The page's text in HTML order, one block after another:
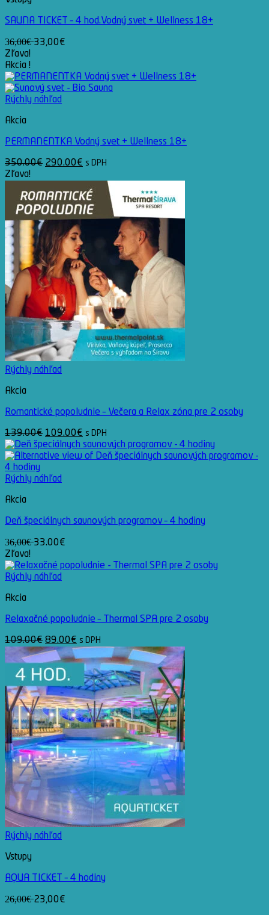
SAUNA TICKET – 4 hod.Vodný svet + Wellness 18+
3̶6̶,̶0̶0̶€̶ 33,00€
Zľava!
Akcia !
Rýchly náhľad
Akcia
PERMANENTKA Vodný svet + Wellness 18+
350.00€ Pôvodná
350.00€.
290.00€ Aktuálna
290.00€.
s DPH
Zľava!
Rýchly náhľad
Akcia
Romantické popoludnie – Večera a Relax zóna pre 2 osoby
139.00€ Pôvodná
cena
bola:
109.00€ Aktuálna
cena
je:
s DPH
Rýchly náhľad
Akcia
Deň špeciálnych saunových programov – 4 hodiny
3̶6̶,̶0̶0̶€̶ 33.00€
Zľava!
Rýchly náhľad
Akcia
Relaxačné popoludnie – Thermal SPA pre 2 osoby
109.00€ Pôvodná
cena
bola:
109.00€.
89.00€ Aktuálna
cena
je:
89.00€.
s DPH
Rýchly náhľad
Vstupy
AQUA TICKET – 4 hodiny
2̶6̶,̶0̶0̶€̶ 23,00€